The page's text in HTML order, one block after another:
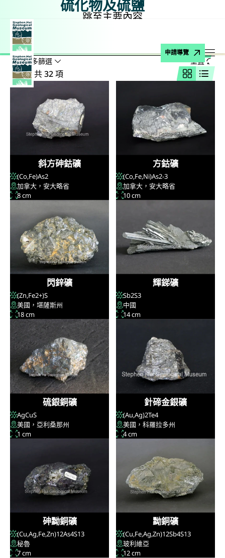
跳至主要內容
申請導覽
打
硫化物及硫鹽
搜尋名稱、公式、地點
搜尋
顯示較多篩選
重置
結果：共 32 項
網格視圖
列表
斜方砷鈷礦
(Co,Fe)As2
加拿大，安大略省
8 cm
方鈷礦
(Co,Fe,Ni)As2-3
加拿大，安大略省
10 cm
閃鋅礦
(Zn,Fe2+)S
美國，堪薩斯州
18 cm
輝銻礦
Sb2S3
中國
14 cm
硫銀銅礦
AgCuS
美國，亞利桑那州
1 cm
針碲金銀礦
(Au,Ag)2Te4
美國，科羅拉多州
4 cm
砷黝銅礦
(Cu,Ag,Fe,Zn)12As4S13
秘魯
7 cm
黝銅礦
(Cu,Fe,Ag,Zn)12Sb4S13
玻利維亞
12 cm